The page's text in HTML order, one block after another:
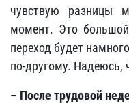
чувствую разницы
момент. Это
переход будет
по-другому. Надеюсь,
– После трудовой